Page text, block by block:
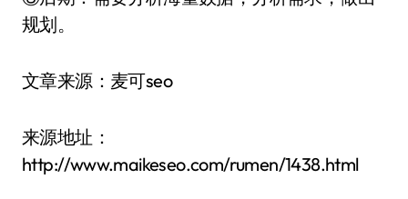
规划。
文章来源：麦可seo
来源地址：
http://www.maikeseo.com/rumen/1438.html